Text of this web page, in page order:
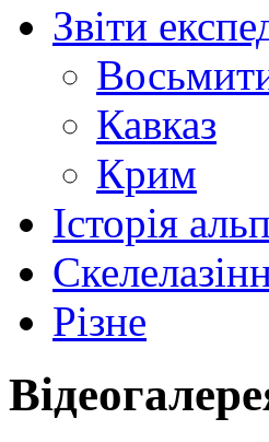
Звіти
Кавказ
Крим
Історія
Різне